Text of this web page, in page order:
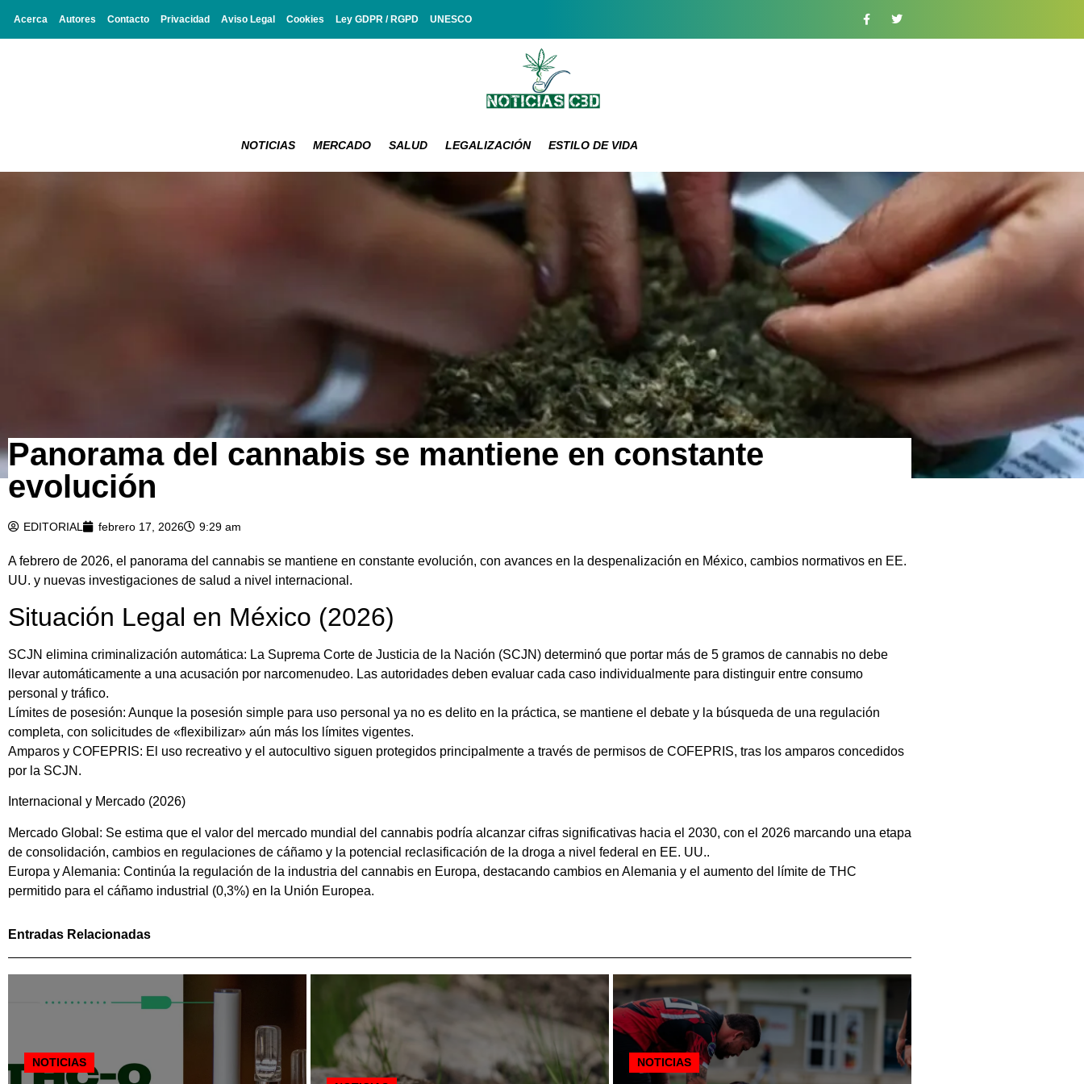
Acerca Autores Contacto Privacidad Aviso Legal Cookies Ley GDPR / RGPD UNESCO
NOTICIAS MERCADO SALUD LEGALIZACIÓN ESTILO DE VIDA
Panorama del cannabis se mantiene en constante
evolución
EDITORIAL febrero 17, 2026 9:29 am
A febrero de 2026, el panorama del cannabis se mantiene en constante evolución, con avances en la despenalización en México, cambios normativos en EE.
UU. y nuevas investigaciones de salud a nivel internacional.
Situación Legal en México (2026)
SCJN elimina criminalización automática: La Suprema Corte de Justicia de la Nación (SCJN) determinó que portar más de 5 gramos de cannabis no debe
llevar automáticamente a una acusación por narcomenudeo. Las autoridades deben evaluar cada caso individualmente para distinguir entre consumo
personal y tráfico.
Límites de posesión: Aunque la posesión simple para uso personal ya no es delito en la práctica, se mantiene el debate y la búsqueda de una regulación
completa, con solicitudes de «flexibilizar» aún más los límites vigentes.
Amparos y COFEPRIS: El uso recreativo y el autocultivo siguen protegidos principalmente a través de permisos de COFEPRIS, tras los amparos concedidos
por la SCJN.
Internacional y Mercado (2026)
Mercado Global: Se estima que el valor del mercado mundial del cannabis podría alcanzar cifras significativas hacia el 2030, con el 2026 marcando una etapa
de consolidación, cambios en regulaciones de cáñamo y la potencial reclasificación de la droga a nivel federal en EE. UU..
Europa y Alemania: Continúa la regulación de la industria del cannabis en Europa, destacando cambios en Alemania y el aumento del límite de THC
permitido para el cáñamo industrial (0,3%) en la Unión Europea.
Entradas Relacionadas
NOTICIAS
NOTICIAS